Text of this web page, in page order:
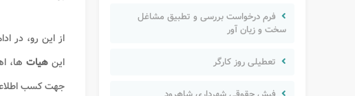
فرم درخواست بررسی و تطبیق مشاغل
سخت و زیان آور
تعطیلی روز کارگر
از این رو، در
این هیات ها،
جهت کسب